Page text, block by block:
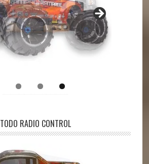
TODO RADIO CONTROL